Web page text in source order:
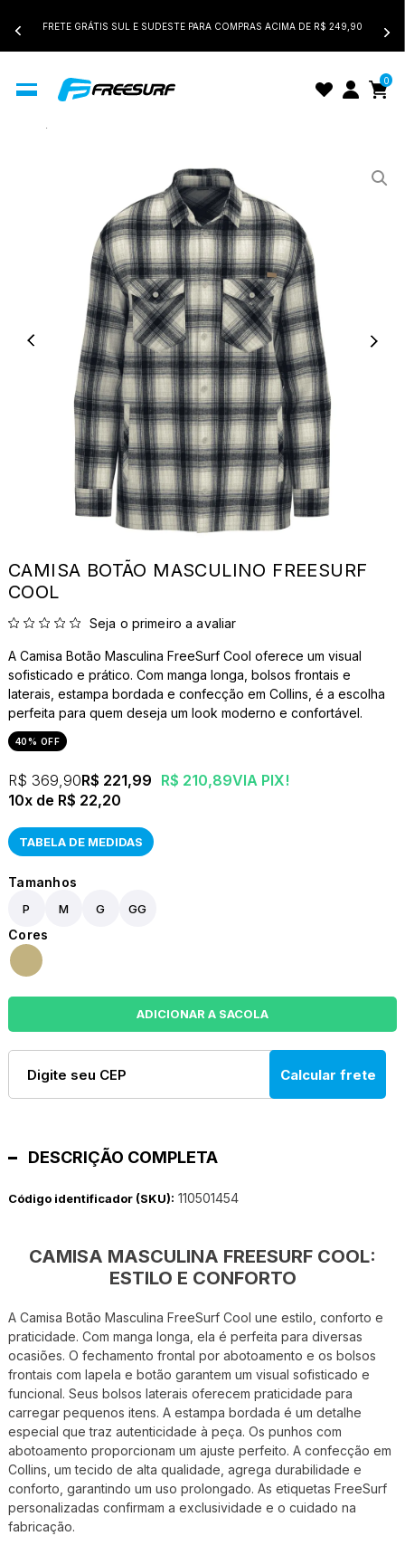
FRETE GRÁTIS SUL E SUDESTE PARA COMPRAS ACIMA DE R$ 249,90
0
CAMISA BOTÃO MASCULINO FREESURF
COOL
Seja o primeiro a avaliar
A Camisa Botão Masculina FreeSurf Cool oferece um visual
sofisticado e prático. Com manga longa, bolsos frontais e
laterais, estampa bordada e confecção em Collins, é a escolha
perfeita para quem deseja um look moderno e confortável.
40% OFF
R$ 210,89VIA PIX!
R$ 369,90R$ 221,99
10x
R$ 22,20
TABELA DE MEDIDAS
P M G GG
Calcular frete
DESCRIÇÃO COMPLETA
Código identificador (SKU): 110501454
CAMISA MASCULINA FREESURF COOL:
ESTILO E CONFORTO
A Camisa Botão Masculina FreeSurf Cool une estilo, conforto e
praticidade. Com manga longa, ela é perfeita para diversas
ocasiões. O fechamento frontal por abotoamento e os bolsos
frontais com lapela e botão garantem um visual sofisticado e
funcional. Seus bolsos laterais oferecem praticidade para
carregar pequenos itens. A estampa bordada é um detalhe
especial que traz autenticidade à peça. Os punhos com
abotoamento proporcionam um ajuste perfeito. A confecção em
Collins, um tecido de alta qualidade, agrega durabilidade e
conforto, garantindo um uso prolongado. As etiquetas FreeSurf
personalizadas confirmam a exclusividade e o cuidado na
fabricação.